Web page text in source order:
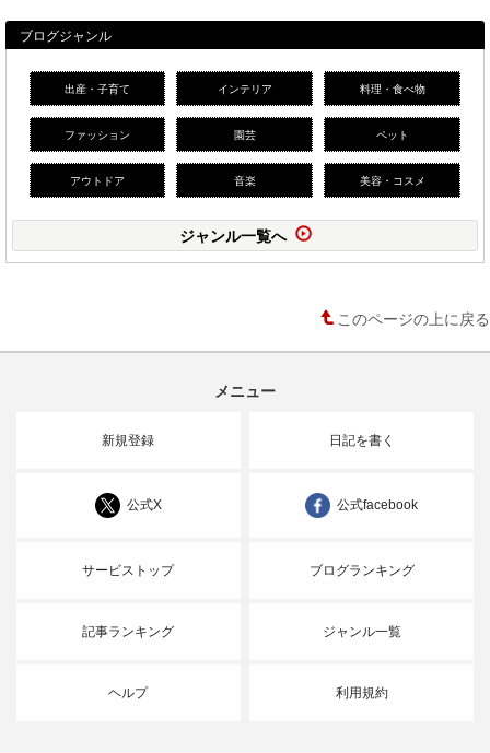
ブログジャンル
出産・子育て インテリア 料理・食べ物
ファッション 園芸 ペット
アウトドア 音楽 美容・コスメ
ジャンル一覧へ
このページの上に戻る
メニュー
新規登録 日記を書く
公式X 公式facebook
サービストップ ブログランキング
記事ランキング ジャンル一覧
ヘルプ 利用規約